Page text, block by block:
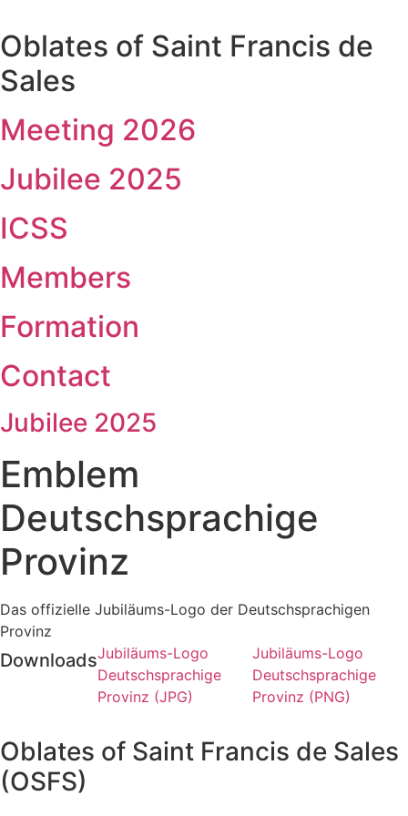
to
content
Oblates of Saint Francis de
Sales
Meeting 2026
Jubilee 2025
ICSS
Members
Formation
Contact
Jubilee 2025
Emblem
Deutschsprachige
Provinz
Das offizielle Jubiläums-Logo der Deutschsprachigen
Provinz
DownloadsJubiläums-Logo
Deutschsprachige
Provinz (JPG)
Jubiläums-Logo
Deutschsprachige
Provinz (PNG)
Oblates of Saint Francis de Sales
(OSFS)